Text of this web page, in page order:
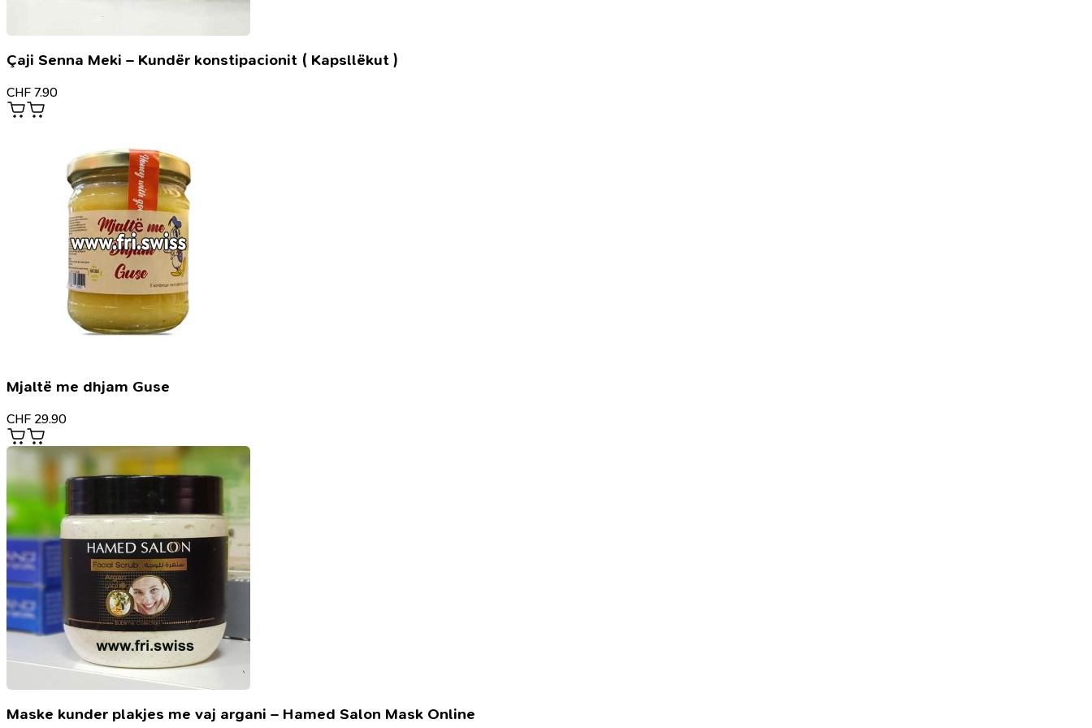
Çaji Senna Meki – Kundër konstipacionit ( Kapsllëkut )
CHF 7.90
Mjaltë me dhjam Guse
CHF 29.90
Maske kunder plakjes me vaj argani – Hamed Salon Mask Online